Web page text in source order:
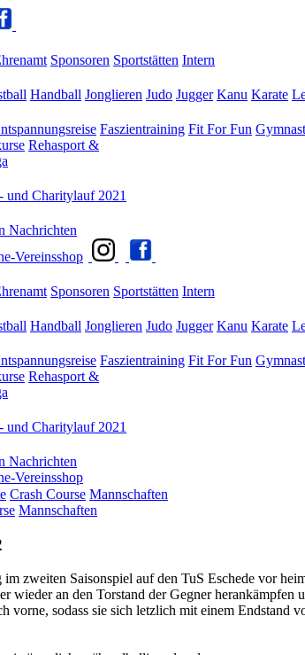
Sponsoren Sportstätten Intern
Handball Jonglieren Judo Jugger Kanu Karate
Faszientraining Fit For Fun
Rehasport &
und Charitylauf 2021
Nachrichten
Vereinsshop
Sponsoren Sportstätten Intern
Handball Jonglieren Judo Jugger Kanu Karate
Faszientraining Fit For Fun
Rehasport &
und Charitylauf 2021
Nachrichten
Vereinsshop
Crash Course Mannschaften
Mannschaften
zweiten Saisonspiel auf den TuS Eschede vor
wieder an den Torstand der Gegner
vorne, sodass sie sich letzlich mit einem Endstand